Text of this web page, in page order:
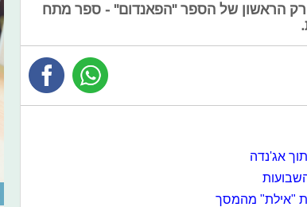
הראשון של הספר "הפאנדום" - ספר מתח
אג'נדה
"אילת" מהמסך